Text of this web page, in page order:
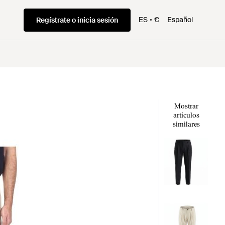
Regístrate o inicia sesión ES € Español
Mostrar
artículos
similares